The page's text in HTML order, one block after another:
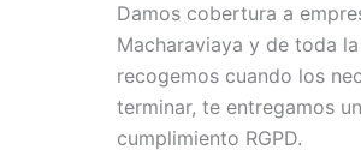
Damos cobertura a
Macharaviaya y de toda
recogemos cuando los
terminar, te entregamos
cumplimiento RGPD.